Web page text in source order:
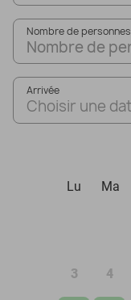
Nombre de
Nombre de
Arrivée
Choisir une
Lu
Ma
3 4